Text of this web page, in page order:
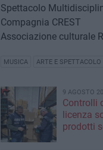
Spettacolo
Compagnia CREST
Associazione culturale
MUSICA ARTE E SPETTACOLO
9 AGOSTO
Controlli
licenza
prodotti